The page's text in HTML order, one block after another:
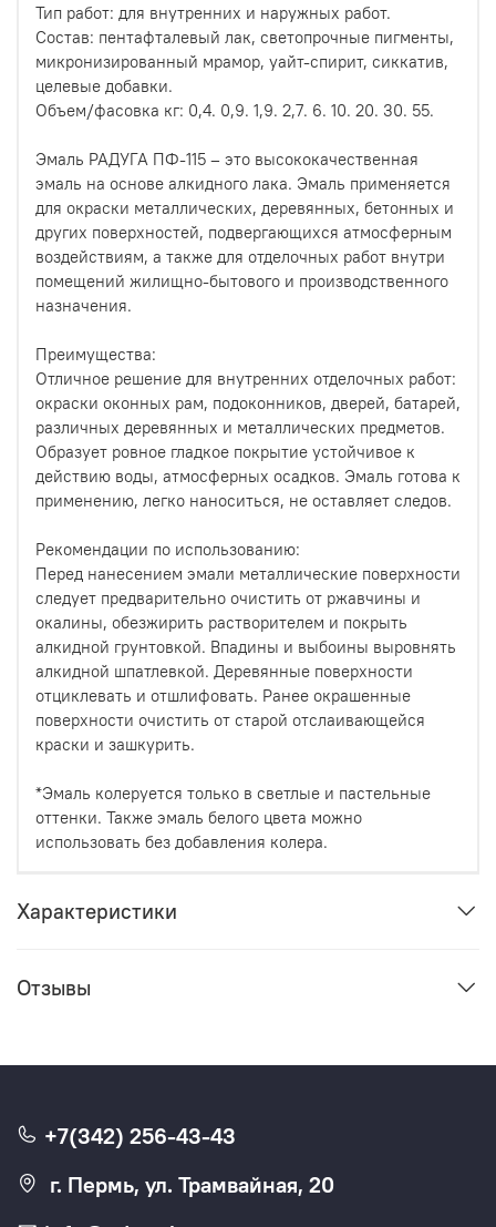
Тип работ: для внутренних и наружных работ.
Состав: пентафталевый лак, светопрочные пигменты,
микронизированный мрамор, уайт-спирит, сиккатив,
целевые добавки.
Объем/фасовка кг: 0,4. 0,9. 1,9. 2,7. 6. 10. 20. 30. 55.
Эмаль РАДУГА ПФ-115 – это высококачественная
эмаль на основе алкидного лака. Эмаль применяется
для окраски металлических, деревянных, бетонных и
других поверхностей, подвергающихся атмосферным
воздействиям, а также для отделочных работ внутри
помещений жилищно-бытового и производственного
назначения.
Преимущества:
Отличное решение для внутренних отделочных работ:
окраски оконных рам, подоконников, дверей, батарей,
различных деревянных и металлических предметов.
Образует ровное гладкое покрытие устойчивое к
действию воды, атмосферных осадков. Эмаль готова к
применению, легко наноситься, не оставляет следов.
Рекомендации по использованию:
Перед нанесением эмали металлические поверхности
следует предварительно очистить от ржавчины и
окалины, обезжирить растворителем и покрыть
алкидной грунтовкой. Впадины и выбоины выровнять
алкидной шпатлевкой. Деревянные поверхности
отциклевать и отшлифовать. Ранее окрашенные
поверхности очистить от старой отслаивающейся
краски и зашкурить.
*Эмаль колеруется только в светлые и пастельные
оттенки. Также эмаль белого цвета можно
использовать без добавления колера.
Характеристики
Отзывы
+7(342) 256-43-43
г. Пермь, ул. Трамвайная, 20